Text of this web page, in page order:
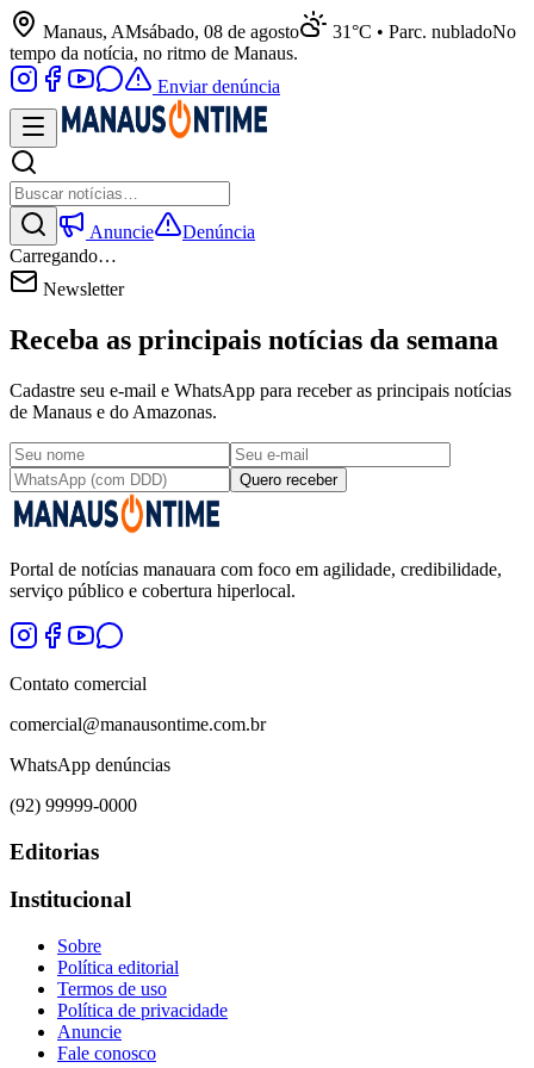
Manaus, AMsábado, 08 de agosto 31°C • Parc. nubladoNo
tempo da notícia, no ritmo de Manaus.
Enviar denúncia
Anuncie
Denúncia
Carregando…
Newsletter
Receba as principais notícias da semana
Cadastre seu e-mail e WhatsApp para receber as principais notícias
de Manaus e do Amazonas.
Quero receber
Portal de notícias manauara com foco em agilidade, credibilidade,
serviço público e cobertura hiperlocal.
Contato comercial
comercial@manausontime.com.br
WhatsApp denúncias
(92) 99999-0000
Editorias
Institucional
Sobre
Política editorial
Termos de uso
Política de privacidade
Anuncie
Fale conosco